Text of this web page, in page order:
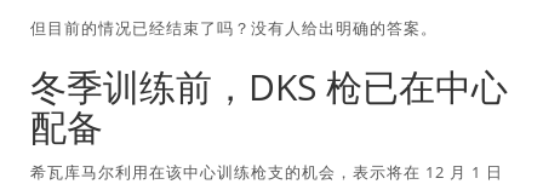
但目前的情况已经结束了吗？没有人给出明确的答案。
冬季训练前，DKS 枪已在中心
配备
希瓦库马尔利用在该中心训练枪支的机会，表示将在 12 月 1 日